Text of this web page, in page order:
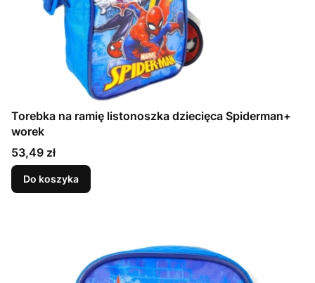
Torebka na ramię listonoszka dziecięca Spiderman+
worek
Cena
53,49 zł
Do koszyka